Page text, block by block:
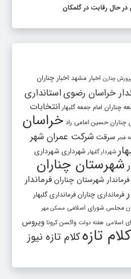
چنارن اخبار مشهد اخبار چناران
خراسان رضویاستانداری
چناران امام جمعه گلبهار انتخابات
چناران حسین امامی راد خراسان
فجر سرقت شرکت عمران شهر
شهردار گلبهار شهرداری شهرداری
شهرستان چناران
فرماندار شهرستان چناران فرماندار
فرمانداری چنارانفرمانداری گلبهار
مجلس شورای اسلامی مسکن مهر
اسلامی هفته دولت واکسن کرونا ویروس
کلام تازهکلام تازه نیوز